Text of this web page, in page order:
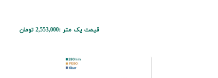
قیمت یک متر :2,553,000 تومان